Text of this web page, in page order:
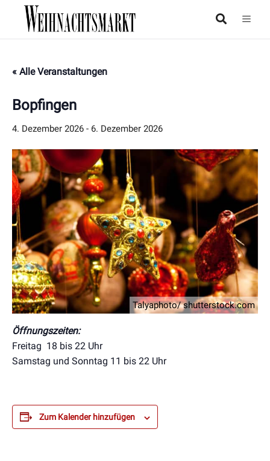
« Alle Veranstaltungen
Bopfingen
4. Dezember 2026 - 6. Dezember 2026
Talyaphoto/ shutterstock.com
Öffnungszeiten:
Freitag 18 bis 22 Uhr
Samstag und Sonntag 11 bis 22 Uhr
Zum Kalender hinzufügen